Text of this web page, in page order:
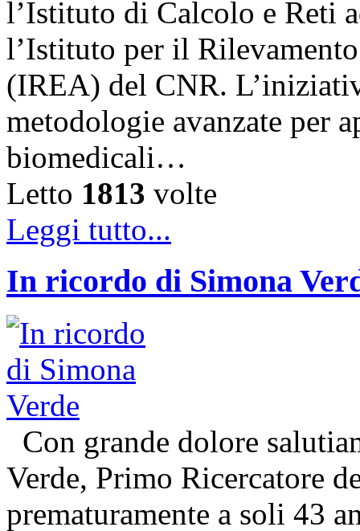
l’Istituto di Calcolo e Reti
l’Istituto per il
(IREA) del CNR.
metodologie avanzate per
biomedicali…
Letto 1813 volte
Leggi tutto...
In ricordo di Simona
Con grande dolore
Verde, Primo Ricercatore
prematuramente a soli 43